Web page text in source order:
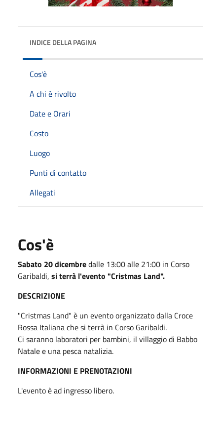
INDICE DELLA PAGINA
Cos'è
A chi è rivolto
Date e Orari
Costo
Luogo
Punti di contatto
Allegati
Cos'è
Sabato 20 dicembredalle 13:00 alle 21:00 in Corso
Garibaldi, si terrà l'evento "Cristmas Land".
DESCRIZIONE
"Cristmas Land" è un evento organizzato dalla Croce
Rossa Italiana che si terrà in Corso Garibaldi.
Ci saranno laboratori per bambini, il villaggio di Babbo
Natale e una pesca natalizia.
INFORMAZIONI E PRENOTAZIONI
L'evento è ad ingresso libero.